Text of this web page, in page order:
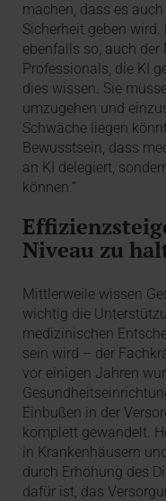
machen, dass es
Sicherheit geben
ebenfalls so, auch
Professionals, die KI
dies wissen. Sie
umzugehen und
Schwäche liegen
Bewusstsein, dass
an KI delegiert,
können.“
Niveau zu
Mittlerweile wissen
wichtig die
medizinischen
sein wird – der
vor einigen Jahren
Einbußen in der
komplett gewandelt.
in Krankenhäusern
durch Erhöhung des
dafür ist, das